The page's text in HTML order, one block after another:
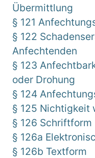
Übermittlung
§ 121
§ 122
Anfechtenden
§ 123
oder Drohung
§ 124
§ 125 Nichtigkeit
§ 126 Schriftform
§ 126a
§ 126b Textform